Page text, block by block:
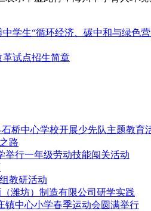
学生“循环经济、碳中和与绿色
革试点招生简章
桥中心学校开展少先队主题教育
路
行一年级劳动技能闯关活动
教研活动
潍坊）制造有限公司研学实践
中心小学春季运动会圆满举行